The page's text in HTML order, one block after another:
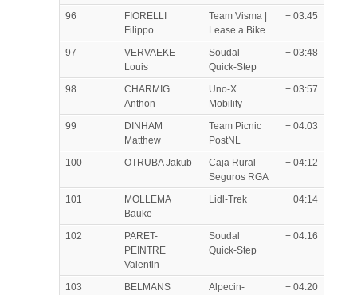
96
FIORELLI
Filippo
Team Visma |
Lease a Bike
+ 03:45
97
VERVAEKE
Louis
Soudal
Quick-Step
+ 03:48
98
CHARMIG
Anthon
Uno-X
Mobility
+ 03:57
99
DINHAM
Matthew
Team Picnic
PostNL
+ 04:03
100 OTRUBA Jakub
Caja Rural-
Seguros RGA
+ 04:12
101
MOLLEMA
Bauke
Lidl-Trek + 04:14
102
PARET-
PEINTRE
Valentin
Soudal
Quick-Step
+ 04:16
103
BELMANS
Alpecin-
+ 04:20